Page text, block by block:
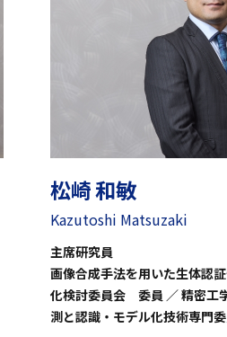
松崎 和敏
Kazutoshi Matsuzaki
主席研究員
画像合成手法を用いた生体認
化検討委員会 委員 ／ 精密工
測と認識・モデル化技術専門